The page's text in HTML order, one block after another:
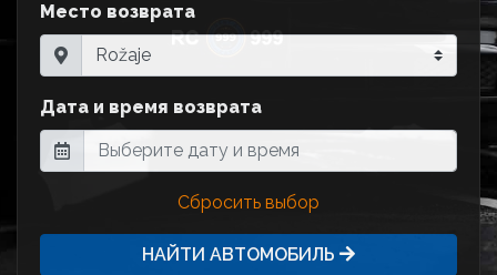
Место возврата
Дата и время возврата
Сбросить выбор
НАЙТИ АВТОМОБИЛЬ